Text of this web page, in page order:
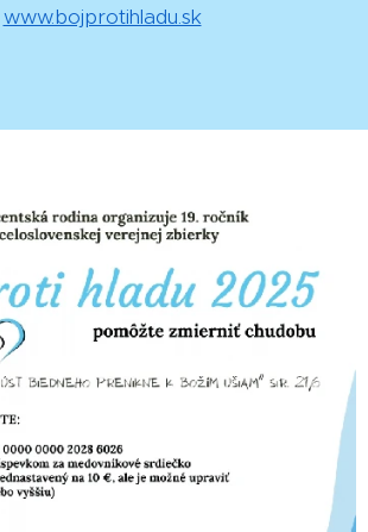
www.bojprotihladu.sk